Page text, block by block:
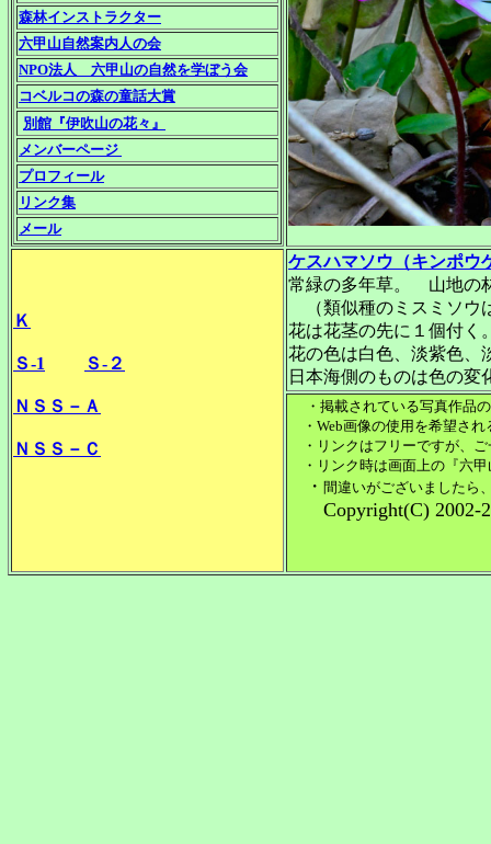
森林インストラクター
六甲山自然案内人の会
NPO法人 六甲山の自然を学ぼう会
コベルコの森の童話大賞
別館『伊吹山の花々』
メンバーページ
プロフィール
リンク集
メール
Ｋ
Ｓ-1 Ｓ-２
ＮＳＳ－Ａ
ＮＳＳ－Ｃ
ケスハマソウ（キンポウ
常緑の多年草。 山地の
（類似種のミスミソウ
花は花茎の先に１個付
花の色は白色、淡紫色
日本海側のものは色の
・掲載されている写真作
・Web画像の使用を希望され
・リンクはフリーですが、
・リンク時は画面上の『六
・ 間違いがございましたら
Copyright(C)